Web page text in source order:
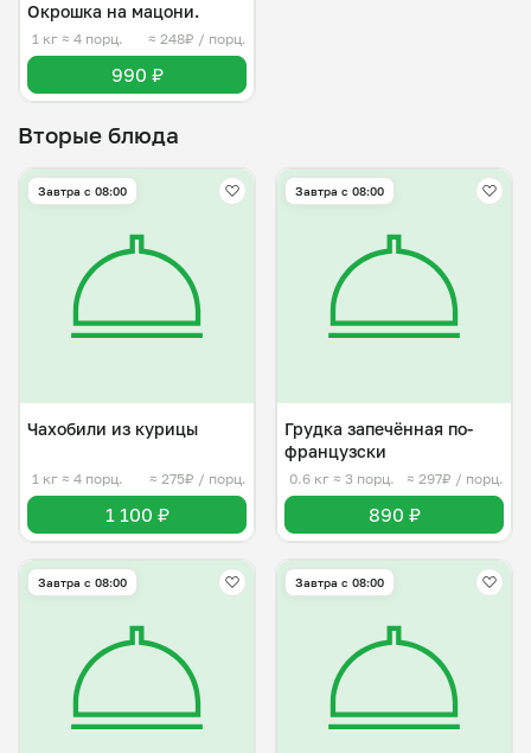
Окрошка на мацони.
1 кг ≈ 4 порц. ≈ 248₽ / порц.
990 ₽
Вторые блюда
Завтра c 08:00
Чахобили из курицы
1 кг ≈ 4 порц. ≈ 275₽ / порц.
1 100 ₽
Завтра c 08:00
Грудка запечённая по-
французски
0.6 кг ≈ 3 порц. ≈ 297₽ / порц.
890 ₽
Завтра c 08:00 Завтра c 08:00